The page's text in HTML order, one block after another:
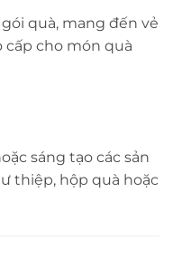
quà, mang đến vẻ
cấp cho món quà
sáng tạo các sản
thiệp, hộp quà hoặc